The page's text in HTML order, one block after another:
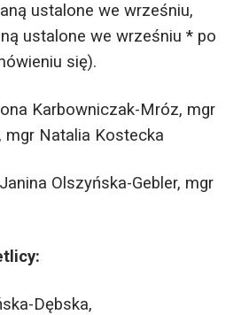
ustalone we wrześniu,
ustalone we wrześniu * po
się).
Karbowniczak-Mróz, mgr
mgr Natalia Kostecka
Olszyńska-Gebler, mgr
Dębska,